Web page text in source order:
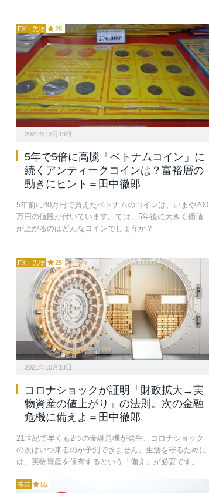
FX・先物 28
2021年12月13日
5年で5倍に高騰「ベトナムコイン」に
続くアンティークコインは？富裕層の
動きにヒント＝田中徹郎
5年前に40万円で買えたベトナムのコインは、いまや200
万円の値段が付いています。では、5年後に大きく価値
が上がるのはどんなコインでしょうか？
FX・先物 25
2021年10月18日
コロナショックが証明「財政拡大→実
物資産の値上がり」の法則。次の金融
危機に備えよ＝田中徹郎
21世紀で早くも2つの金融危機が発生、コロナショック
の次はいつ来るのか予測できません。生活を守るために
は、実物資産を保有するという「備え」が必要です。
株式 55